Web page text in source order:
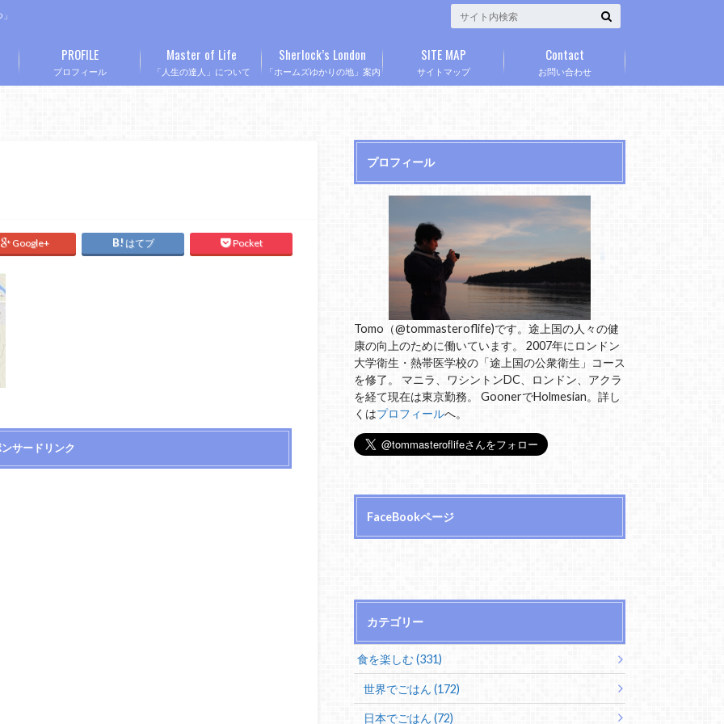
プロフィール
PROFILE
「人生の達人」について
Master of Life
「ホームズゆかりの地」案内
Sherlock’s London
サイトマップ
SITE MAP
お問い合わせ
Contact
Google+ はてブ Pocket
サードリンク
プロフィール
Tomo（@tommasteroflife)です。途上国の人々の健
康の向上のために働いています。 2007年にロンドン
大学衛生・熱帯医学校の「途上国の公衆衛生」コース
を修了。 マニラ、ワシントンDC、ロンドン、アクラ
を経て現在は東京勤務。 GoonerでHolmesian。詳し
くはプロフィールへ。
FaceBookページ
カテゴリー
食を楽しむ (331)
世界でごはん (172)
日本でごはん (72)